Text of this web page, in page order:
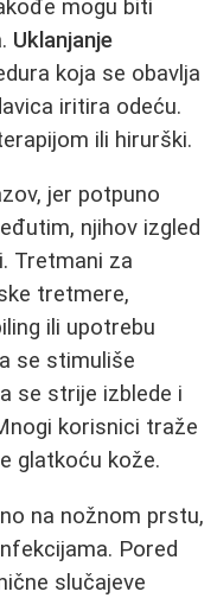
mogu biti
Uklanjanje
koja se obavlja
iritira odeću.
ili hirurški.
jer potpuno
njihov izgled
Tretmani za
tretmere,
ili upotrebu
se stimuliše
se strije izblede i
korisnici traže
glatkoću kože.
na nožnom prstu,
Pored
slučajeve